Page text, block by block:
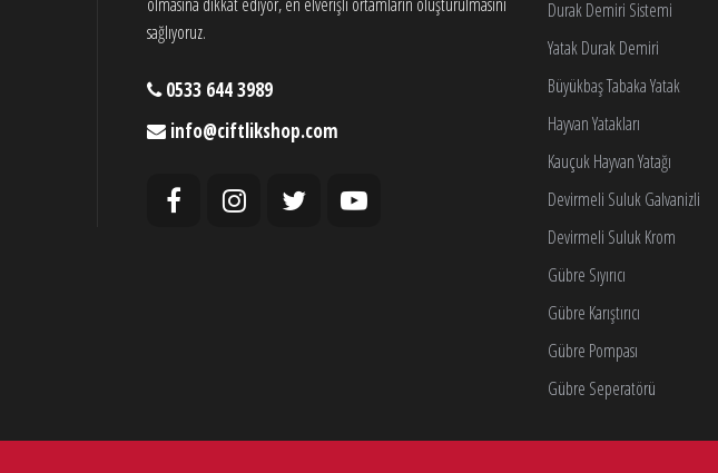
sağlıyoruz.
0533 644 3989
info@ciftlikshop.com
Durak Demiri Sistemi
Yatak Durak Demiri
Büyükbaş Tabaka Yatak
Hayvan Yatakları
Kauçuk Hayvan Yatağı
Devirmeli Suluk Galvanizli
Devirmeli Suluk Krom
Gübre Sıyırıcı
Gübre Karıştırıcı
Gübre Pompası
Gübre Seperatörü